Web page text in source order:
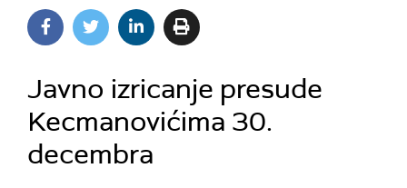
Javno izricanje presude
Kecmanovićima 30.
decembra